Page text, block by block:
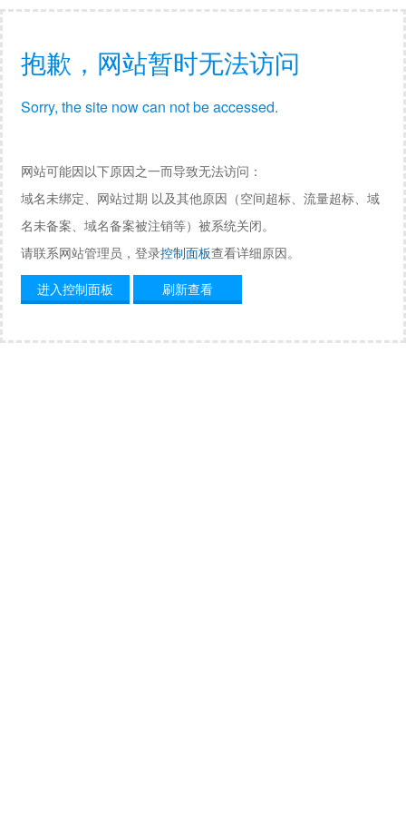
抱歉，网站暂时无法访问
Sorry, the site now can not be accessed.
网站可能因以下原因之一而导致无法访问：
域名未绑定、网站过期 以及其他原因（空间超标、流量超标、域
名未备案、域名备案被注销等）被系统关闭。
请联系网站管理员，登录控制面板查看详细原因。
进入控制面板
刷新查看